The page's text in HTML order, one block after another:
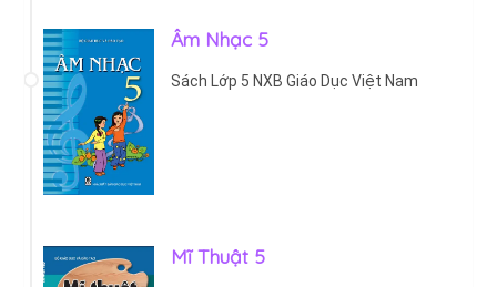
Âm Nhạc 5
Sách Lớp 5 NXB Giáo Dục Việt Nam
Mĩ Thuật 5